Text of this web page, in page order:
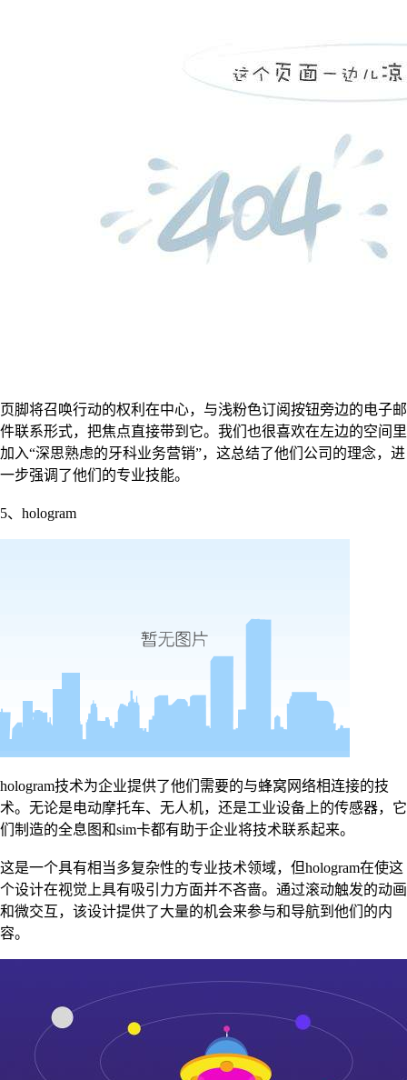
页脚将召唤行动的权利在中心，与浅粉色订阅按钮旁边的电子邮
件联系形式，把焦点直接带到它。我们也很喜欢在左边的空间里
加入“深思熟虑的牙科业务营销”，这总结了他们公司的理念，进
一步强调了他们的专业技能。
5、hologram
hologram技术为企业提供了他们需要的与蜂窝网络相连接的技
术。无论是电动摩托车、无人机，还是工业设备上的传感器，它
们制造的全息图和sim卡都有助于企业将技术联系起来。
这是一个具有相当多复杂性的专业技术领域，但hologram在使这
个设计在视觉上具有吸引力方面并不吝啬。通过滚动触发的动画
和微交互，该设计提供了大量的机会来参与和导航到他们的内
容。